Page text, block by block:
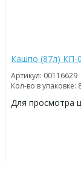
Кашпо (87л) КП-
Артикул: 00116629
Кол-во в упаковке:
Для просмотра